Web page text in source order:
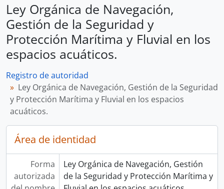
Ley Orgánica de Navegación,
Gestión de la Seguridad y
Protección Marítima y Fluvial en los
espacios acuáticos.
Registro de autoridad
Ley Orgánica de Navegación, Gestión de la Seguridad
y Protección Marítima y Fluvial en los espacios
acuáticos.
Área de identidad
Forma
autorizada
Ley Orgánica de Navegación, Gestión
de la Seguridad y Protección Marítima y